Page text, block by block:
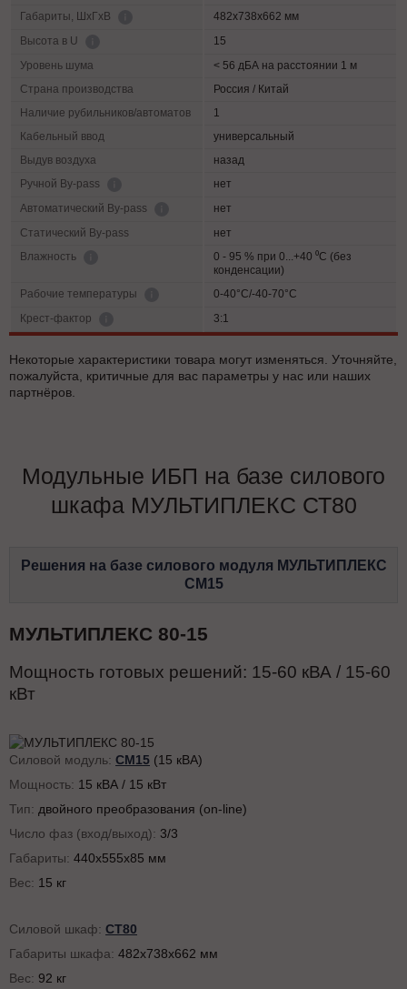
Габариты, ШхГхВ
482х738х662 мм
Высота в U
15
Уровень шума
< 56 дБА на расстоянии 1 м
Страна производства
Россия / Китай
Наличие рубильников/автоматов
1
Кабельный ввод
универсальный
Выдув воздуха
назад
Ручной By-pass
нет
Автоматический By-pass
нет
Статический By-pass
нет
Влажность
0 - 95 % при 0...+40 ⁰С (без
конденсации)
Рабочие температуры
0-40°C/-40-70°C
Крест-фактор
3:1
Некоторые характеристики товара могут изменяться. Уточняйте,
пожалуйста, критичные для вас параметры у нас или наших
партнёров.
Модульные ИБП на базе силового
шкафа МУЛЬТИПЛЕКС СТ80
Решения на базе силового модуля МУЛЬТИПЛЕКС
СМ15
МУЛЬТИПЛЕКС 80-15
Мощность готовых решений: 15-60 кВА / 15-60
кВт
Силовой модуль: СМ15 (15 кВА)
Мощность: 15 кВА / 15 кВт
Тип: двойного преобразования (on-line)
Число фаз (вход/выход): 3/3
Габариты: 440x555x85 мм
Вес: 15 кг
Силовой шкаф: СТ80
Габариты шкафа: 482х738х662 мм
Вес: 92 кг